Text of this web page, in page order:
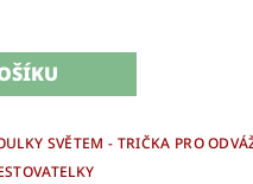
SVĚTEM - TRIČKA PRO